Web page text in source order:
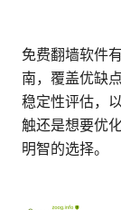
免费翻墙软件
南，覆盖优缺
稳定性评估，
触还是想要优
明智的选择。